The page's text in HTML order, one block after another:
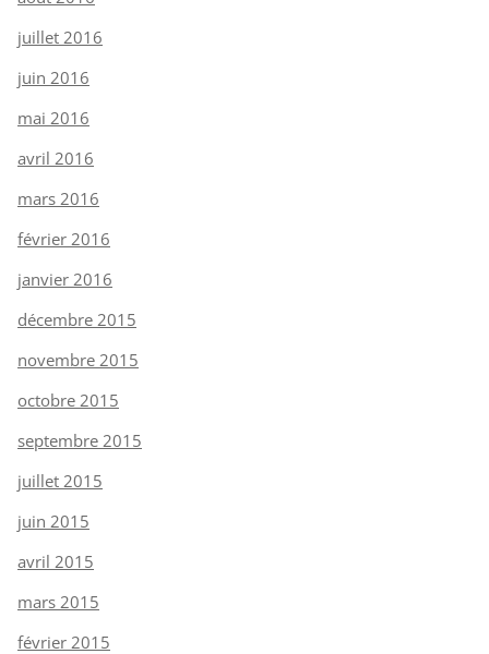
juillet 2016
juin 2016
mai 2016
avril 2016
mars 2016
février 2016
janvier 2016
décembre 2015
novembre 2015
octobre 2015
septembre 2015
juillet 2015
juin 2015
avril 2015
mars 2015
février 2015